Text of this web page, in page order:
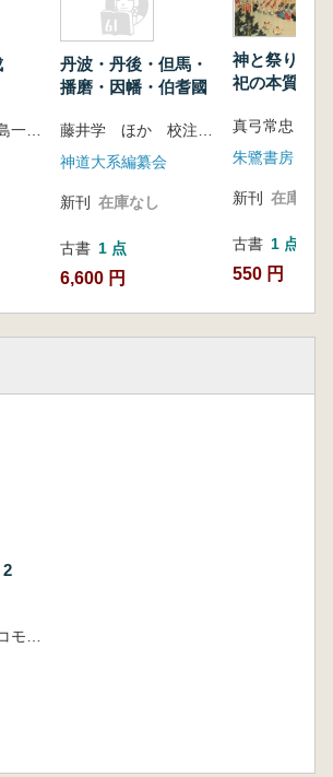
で……高田宏臣×中島岳志
にゆこう
用アンソロジー]
庭の音色
……込山敏郎(サンドカフェ店
て枝葉を伸ばす2]
明(北条文庫店主)
のヒト・コト・モノ2 板子乗
丹波・丹後・但馬・
播磨・因幡・伯耆國
神道大系編纂会
新刊 在庫なし
古書 1 点
6,600 円
神と祭りの
祀の本質と
真弓常忠
朱鷺書房
新刊 在庫なし
古書 1 点
550 円